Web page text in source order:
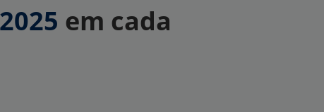
em cada